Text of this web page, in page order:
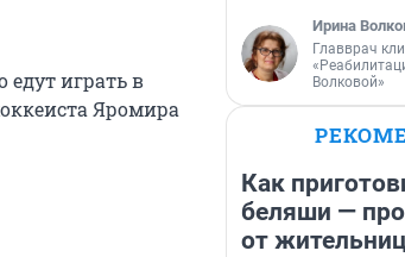
едут играть в
Яромира
Ирина
Главврач
Волковой»
Как
беляши —
от